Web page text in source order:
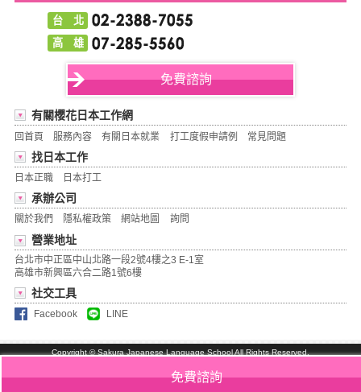
免費諮詢
台 北
高 雄
免費諮詢
有關櫻花日本工作網
回首頁 服務內容 有關日本就業 打工度假申請例 常見問題
找日本工作
日本正職 日本打工
承辦公司
關於我們 隱私權政策 網站地圖 詢問
營業地址
台北市中正區中山北路一段2號4樓之3 E-1室
高雄市新興區六合二路1號6樓
社交工具
Facebook LINE
Copyright ©Sakura Japanese Language SchoolAll Rights Reserved.